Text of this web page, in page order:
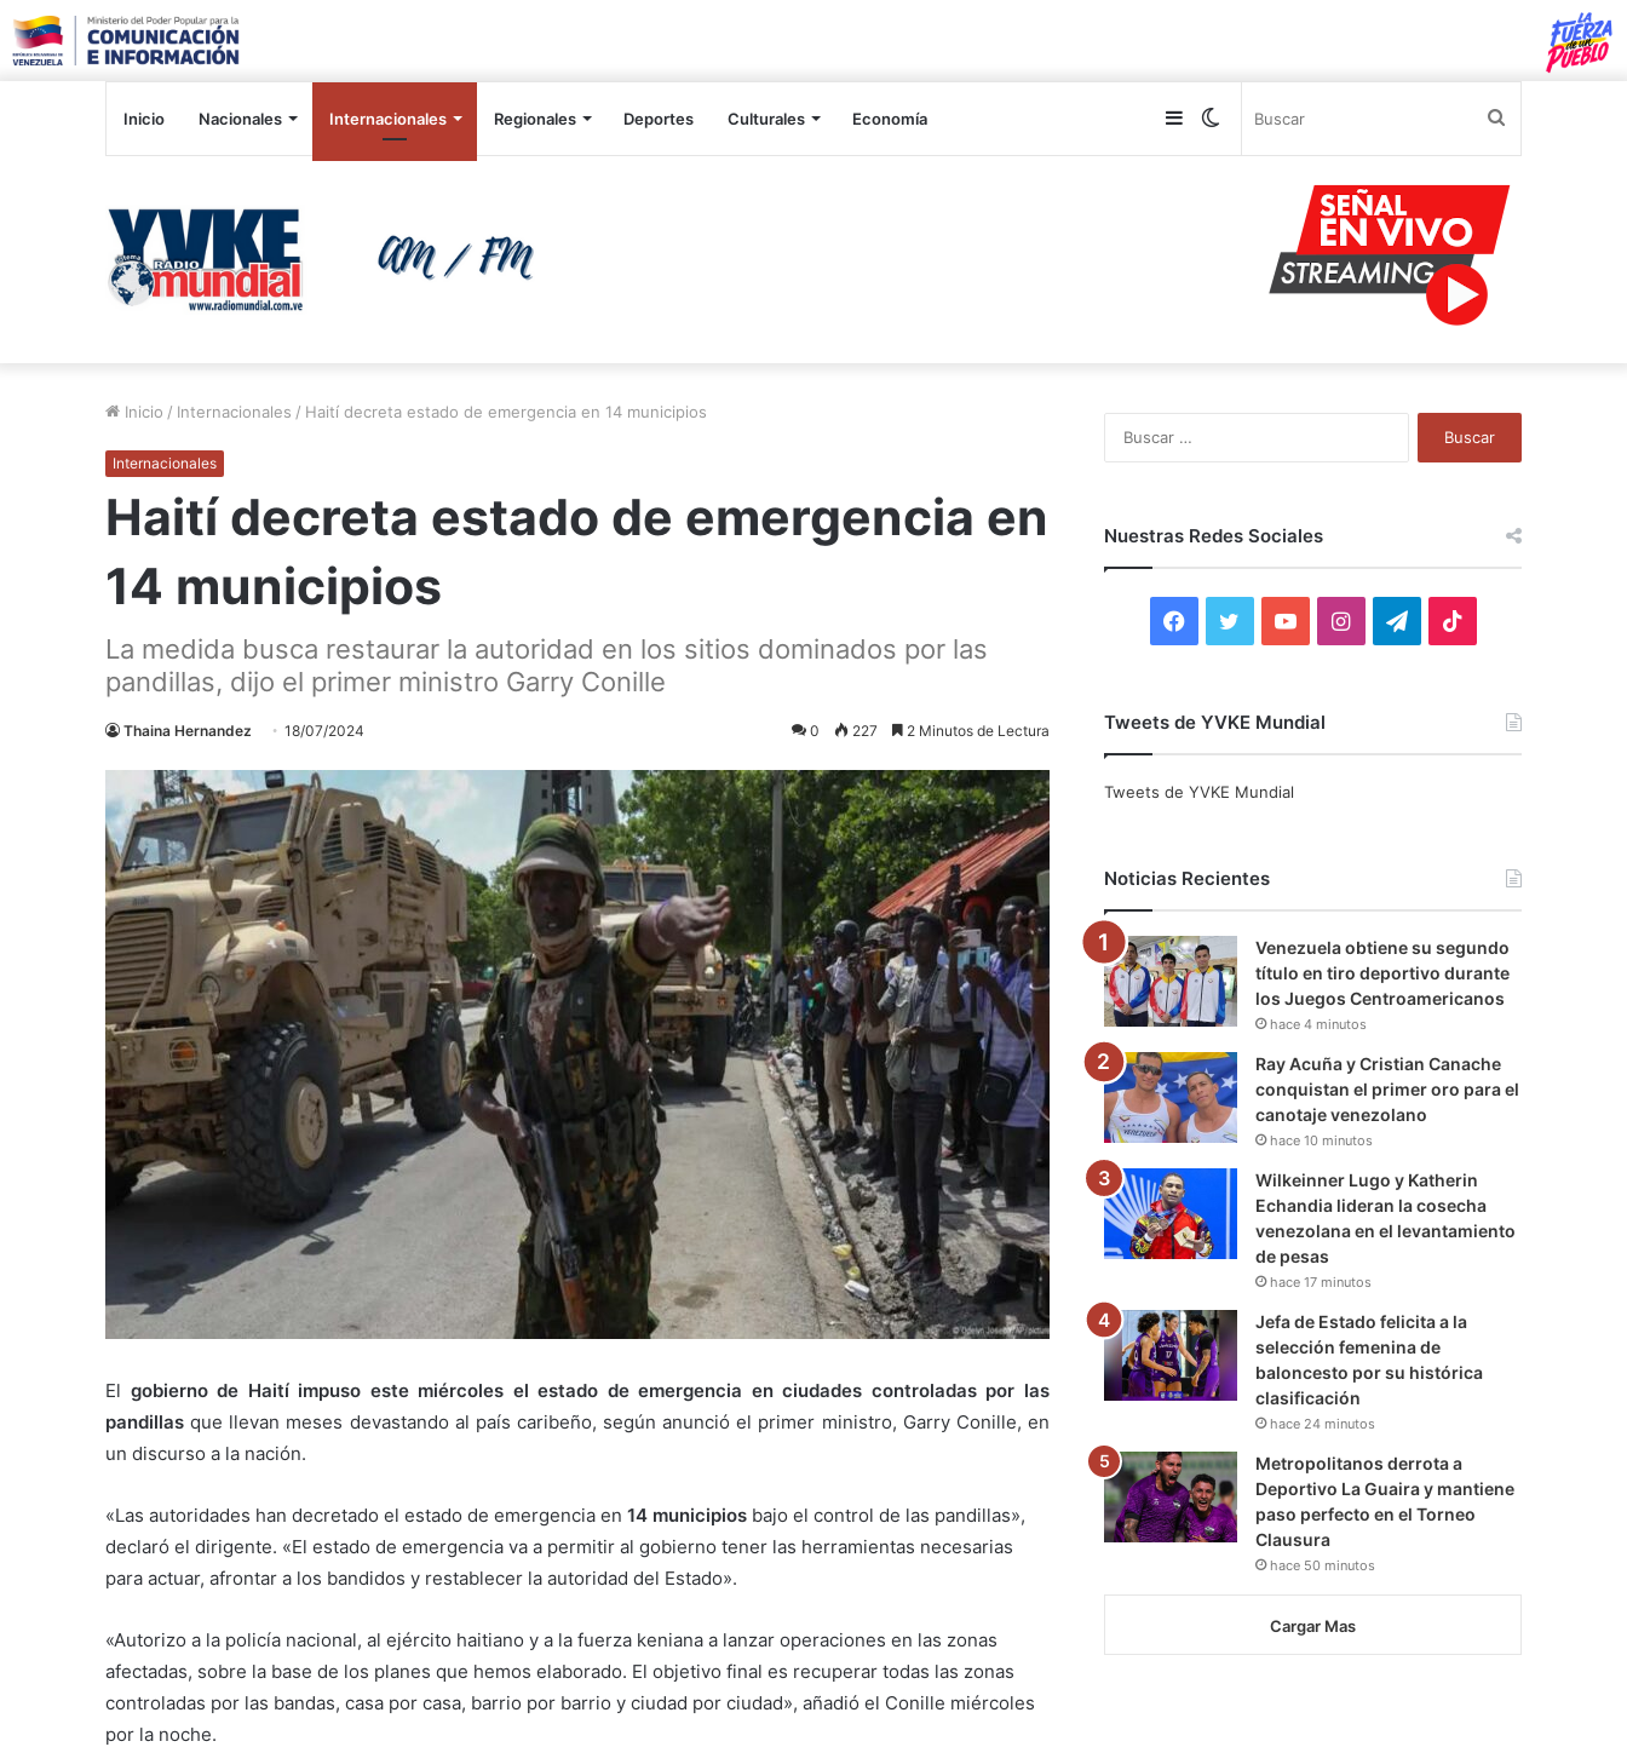
Inicio Nacionales Internacionales Regionales Deportes Culturales Economía Switch
Sidebar
Inicio / Internacionales / Haití decreta estado de emergencia en 14 municipios
Internacionales
Haití decreta estado de emergencia en
14 municipios
La medida busca restaurar la autoridad en los sitios dominados por las
pandillas, dijo el primer ministro Garry Conille
Thaina Hernandez 18/07/2024 0 227 2 Minutos de Lectura
El gobierno de Haití impuso este miércoles el estado de emergencia en ciudades controladas por las
pandillas que llevan meses devastando al país caribeño, según anunció el primer ministro, Garry Conille, en
un discurso a la nación.
«Las autoridades han decretado el estado de emergencia en 14 municipios bajo el control de las pandillas»,
declaró el dirigente. «El estado de emergencia va a permitir al gobierno tener las herramientas necesarias
para actuar, afrontar a los bandidos y restablecer la autoridad del Estado».
«Autorizo a la policía nacional, al ejército haitiano y a la fuerza keniana a lanzar operaciones en las zonas
afectadas, sobre la base de los planes que hemos elaborado. El objetivo final es recuperar todas las zonas
controladas por las bandas, casa por casa, barrio por barrio y ciudad por ciudad», añadió el Conille miércoles
por la noche.
Nuestras Redes Sociales
F
c
o
k
i
r
Y
u
e
I
r
a
m
T
a
m
Tweets de YVKE Mundial
Tweets de YVKE Mundial
Noticias Recientes
Venezuela obtiene su segundo
título en tiro deportivo durante
los Juegos Centroamericanos
hace 4 minutos
Ray Acuña y Cristian Canache
conquistan el primer oro para el
canotaje venezolano
hace 10 minutos
Wilkeinner Lugo y Katherin
Echandia lideran la cosecha
venezolana en el levantamiento
de pesas
hace 17 minutos
Jefa de Estado felicita a la
selección femenina de
baloncesto por su histórica
clasificación
hace 24 minutos
Metropolitanos derrota a
Deportivo La Guaira y mantiene
paso perfecto en el Torneo
Clausura
hace 50 minutos
Cargar Mas